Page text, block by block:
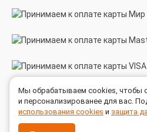
МЫ В СОЦСЕТЯХ
Мы обрабатываем cookies, чтобы
и персонализированее для вас.
использования cookies и защита